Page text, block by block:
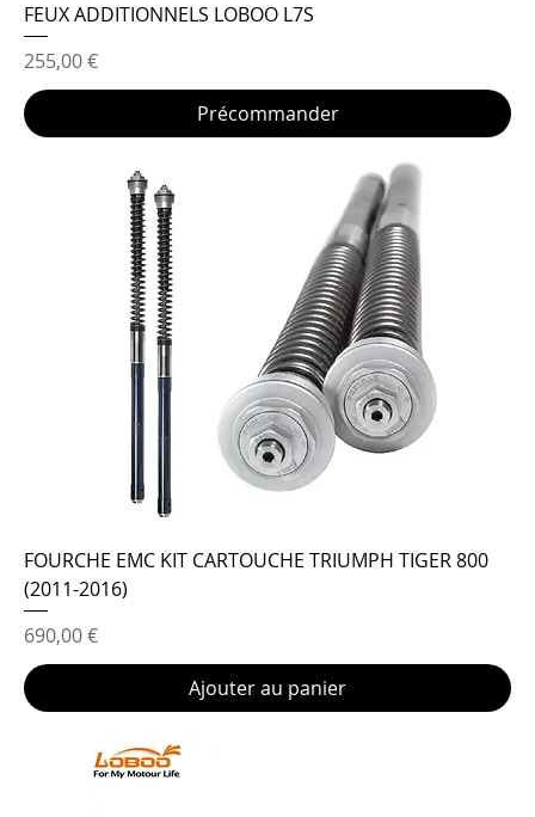
FEUX ADDITIONNELS LOBOO L7S
Prix
255,00 €
Précommander
FOURCHE EMC KIT CARTOUCHE TRIUMPH TIGER 800
(2011-2016)
Prix
690,00 €
Ajouter au panier